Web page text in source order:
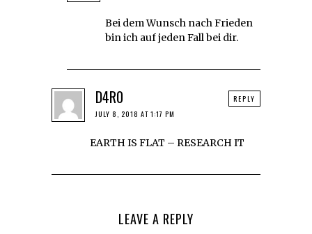
Bei dem Wunsch nach Frieden
bin ich auf jeden Fall bei dir.
D4R0
JULY 8, 2018 AT 1:17 PM
EARTH IS FLAT – RESEARCH IT
REPLY
LEAVE A REPLY